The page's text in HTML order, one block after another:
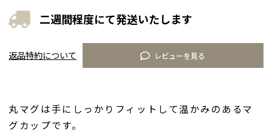
二週間程度にて発送いたします
レビューを見る
返品特約について
丸マグは手にしっかりフィットして温かみのあるマ
グカップです。